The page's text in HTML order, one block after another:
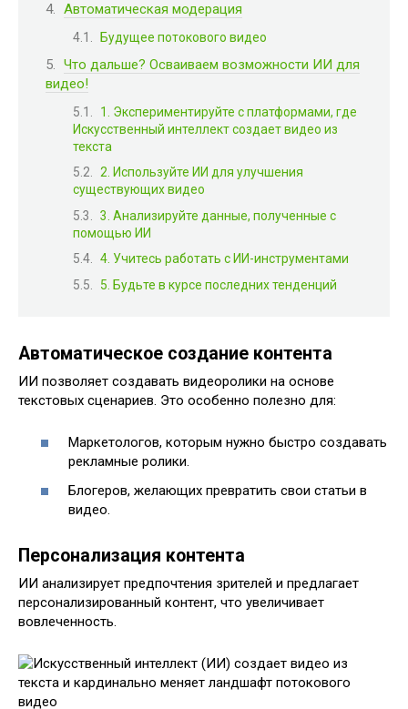
Автоматическая модерация
Будущее потокового видео
Что дальше? Осваиваем возможности ИИ для
видео!
1. Экспериментируйте с платформами, где
Искусственный интеллект создает видео из
текста
2. Используйте ИИ для улучшения
существующих видео
3. Анализируйте данные, полученные с
помощью ИИ
4. Учитесь работать с ИИ-инструментами
5. Будьте в курсе последних тенденций
Автоматическое создание контента
ИИ позволяет создавать видеоролики на основе
текстовых сценариев. Это особенно полезно для:
Маркетологов, которым нужно быстро создавать
рекламные ролики.
Блогеров, желающих превратить свои статьи в
видео.
Персонализация контента
ИИ анализирует предпочтения зрителей и предлагает
персонализированный контент, что увеличивает
вовлеченность.